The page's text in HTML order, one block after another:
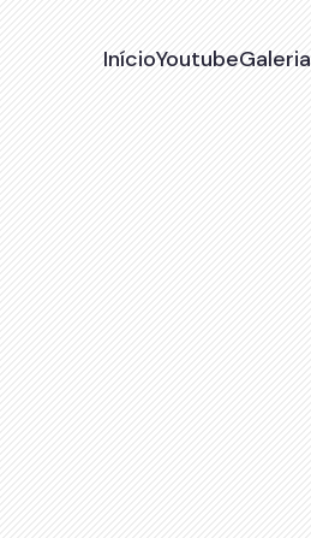
InícioYoutubeGaleria